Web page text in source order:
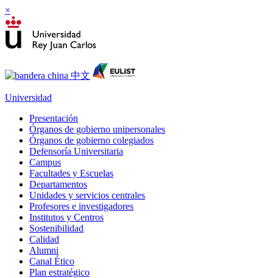
×
Universidad
Presentación
Órganos de gobierno unipersonales
Órganos de gobierno colegiados
Defensoría Universitaria
Campus
Facultades y Escuelas
Departamentos
Unidades y servicios centrales
Profesores e investigadores
Institutos y Centros
Sostenibilidad
Calidad
Alumni
Canal Ético
Plan estratégico